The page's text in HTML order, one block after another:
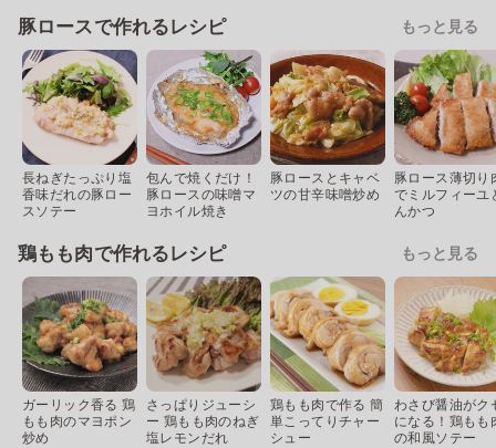
豚ロースで作れるレシピ もっと見る
長ねぎたっぷり塩
香味だれの豚ロー
スソテー
包んで焼くだけ！
豚ロースの味噌マ
ヨホイル焼き
豚ロースとキャベ
ツの甘辛味噌炒め
豚ロース薄切り
でミルフィーユ
んかつ
鶏もも肉で作れるレシピ もっと見る
ガーリック香る 鶏
もも肉のマヨポン
炒め
さっぱりジューシ
ー 鶏もも肉のねぎ
塩レモンだれ
鶏もも肉で作る 簡
単こってりチャー
シュー
わさび醤油がク
になる！鶏もも
の和風ソテー